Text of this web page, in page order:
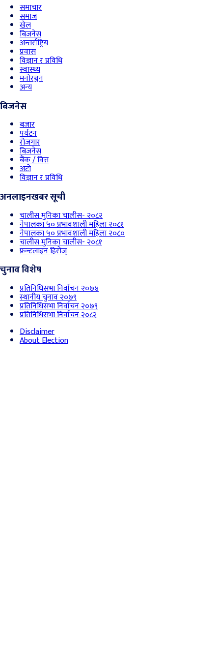
समाचार
समाज
खेल
बिजनेस
अन्तर्राष्ट्रिय
प्रवास
विज्ञान र प्रविधि
स्वास्थ्य
मनोरञ्जन
अन्य
बिजनेस
बजार
पर्यटन
रोजगार
बिजनेस
बैंक / वित्त
अटो
विज्ञान र प्रविधि
अनलाइनखबर सूची
चालीस मुनिका चालीस- २०८२
नेपालका ५० प्रभावशाली महिला २०८१
नेपालका ५० प्रभावशाली महिला २०८०
चालीस मुनिका चालीस- २०८१
फ्रन्टलाइन हिरोज्
चुनाव विशेष
प्रतिनिधिसभा निर्वाचन २०७४
स्थानीय चुनाव २०७९
प्रतिनिधिसभा निर्वाचन २०७९
प्रतिनिधिसभा निर्वाचन २०८२
Disclaimer
About Election